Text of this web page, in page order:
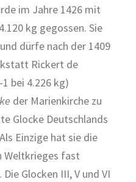
im Jahre 1426 mit
kg gegossen. Sie
dürfe nach der 1409
Rickert de
-1 bei 4.226 kg)
der Marienkirche zu
Glocke Deutschlands
Einzige hat sie die
Weltkrieges fast
Glocken III, V und VI